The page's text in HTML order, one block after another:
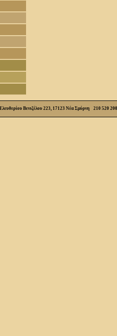
Βενιζέλου 223, 17123 Νέα Σμύρνη 210 520